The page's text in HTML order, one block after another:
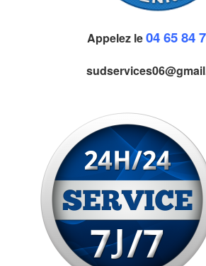
Appelez le04 65 84